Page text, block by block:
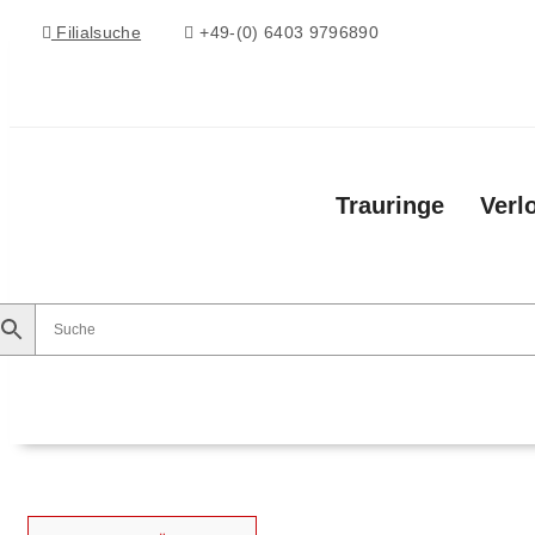
Filialsuche +49-(0) 6403 9796890
Trauringe